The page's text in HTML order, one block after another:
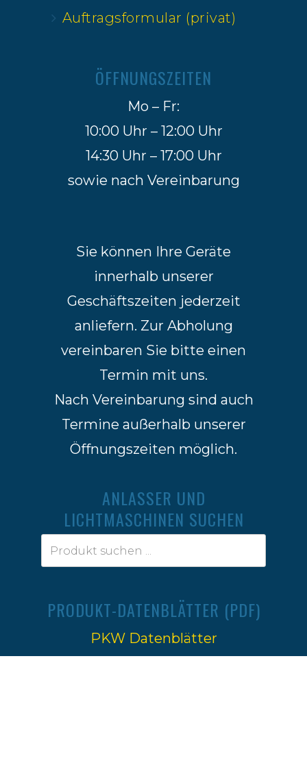
Auftragsformular (privat)
ÖFFNUNGSZEITEN
Mo – Fr:
10:00 Uhr – 12:00 Uhr
14:30 Uhr – 17:00 Uhr
sowie nach Vereinbarung
Sie können Ihre Geräte
innerhalb unserer
Geschäftszeiten jederzeit
anliefern. Zur Abholung
vereinbaren Sie bitte einen
Termin mit uns.
Nach Vereinbarung sind auch
Termine außerhalb unserer
Öffnungszeiten möglich.
ANLASSER UND
LICHTMASCHINEN SUCHEN
PRODUKT-DATENBLÄTTER (PDF)
PKW Datenblätter